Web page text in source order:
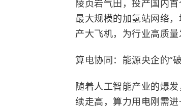
陵页岩气田，投产国内首
最大规模的加氢站网络
产大飞机，为行业高质量
算电协同：能源央企的“
随着人工智能产业的爆
续走高，算力用电刚需